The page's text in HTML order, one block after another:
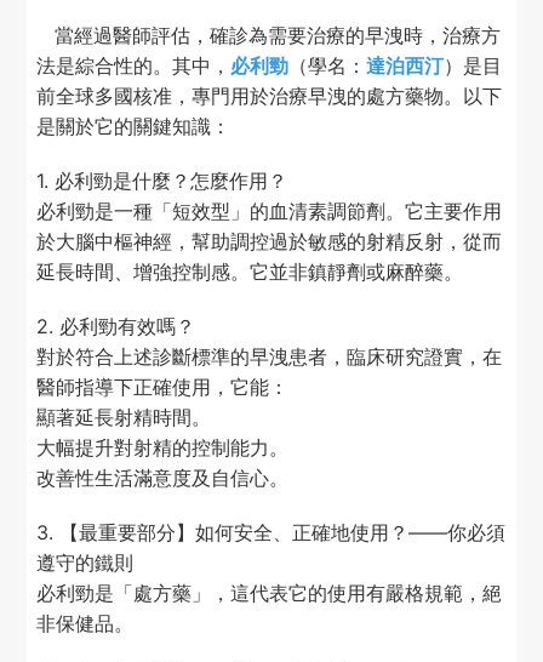
當經過醫師評估，確診為需要治療的早洩時，治療方
法是綜合性的。其中， 必利勁 （學名：達泊西汀）是目
前全球多國核准，專門用於治療早洩的處方藥物。以下
是關於它的關鍵知識：
1. 必利勁是什麼？怎麼作用？
必利勁是一種「短效型」的血清素調節劑。它主要作用
於大腦中樞神經，幫助調控過於敏感的射精反射，從而
延長時間、增強控制感。它並非鎮靜劑或麻醉藥。
2. 必利勁有效嗎？
對於符合上述診斷標準的早洩患者，臨床研究證實，在
醫師指導下正確使用，它能：
顯著延長射精時間。
大幅提升對射精的控制能力。
改善性生活滿意度及自信心。
3. 【最重要部分】如何安全、正確地使用？——你必須
遵守的鐵則
必利勁是「處方藥」，這代表它的使用有嚴格規範，絕
非保健品。